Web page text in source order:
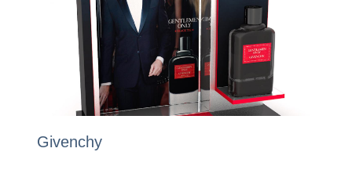
Givenchy